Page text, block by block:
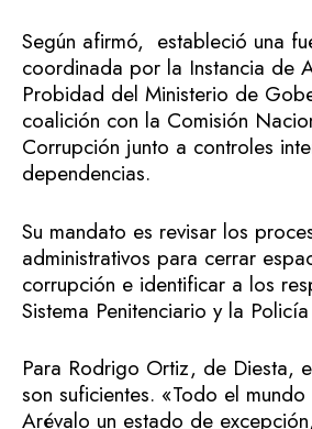
Según afirmó, estableció una
coordinada por la Instancia de
Probidad del Ministerio de
coalición con la Comisión
Corrupción junto a controles
dependencias.
Su mandato es revisar los
administrativos para cerrar
corrupción e identificar a los
Sistema Penitenciario y la
Para Rodrigo Ortiz, de Diesta,
son suficientes. «Todo el
Arévalo un estado de